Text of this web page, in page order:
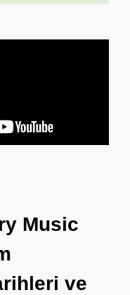
Music
ve